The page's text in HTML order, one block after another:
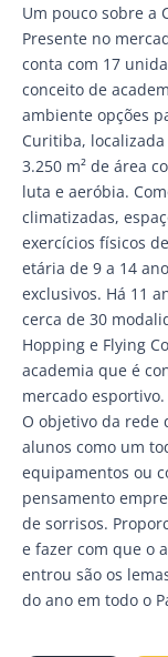
Um pouco sobre a
Presente no
conta com 17
conceito de
ambiente opções
Curitiba,
3.250 m² de área
luta e aeróbia.
climatizadas,
exercícios físicos
etária de 9 a 14
exclusivos. Há 11
cerca de 30
Hopping e Flying
academia que é
mercado esportivo.
O objetivo da rede
alunos como um
equipamentos ou
pensamento
de sorrisos.
e fazer com que o
entrou são os
do ano em todo o